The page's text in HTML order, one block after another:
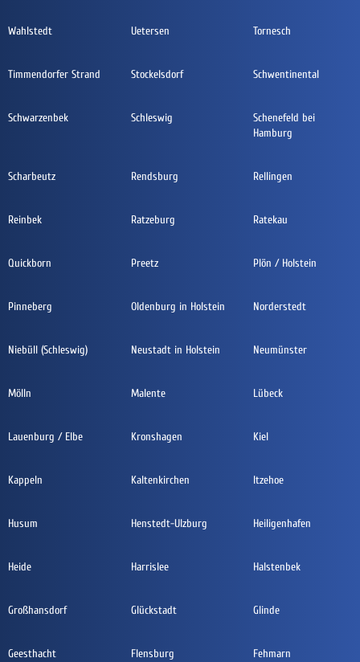
Wahlstedt Uetersen Tornesch
Timmendorfer Strand Stockelsdorf Schwentinental
Schwarzenbek Schleswig
Schenefeld bei
Hamburg
Scharbeutz Rendsburg Rellingen
Reinbek Ratzeburg Ratekau
Quickborn Preetz Plön / Holstein
Pinneberg Oldenburg in Holstein Norderstedt
Niebüll (Schleswig) Neustadt in Holstein Neumünster
Mölln Malente Lübeck
Lauenburg / Elbe Kronshagen Kiel
Kappeln Kaltenkirchen Itzehoe
Husum Henstedt-Ulzburg Heiligenhafen
Heide Harrislee Halstenbek
Großhansdorf Glückstadt Glinde
Geesthacht Flensburg Fehmarn